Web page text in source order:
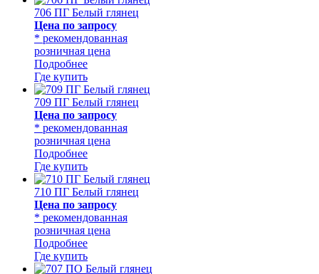
706 ПГ Белый глянец
Цена по запросу
* рекомендованная
розничная цена
Подробнее
Где купить
709 ПГ Белый глянец
Цена по запросу
* рекомендованная
розничная цена
Подробнее
Где купить
710 ПГ Белый глянец
Цена по запросу
* рекомендованная
розничная цена
Подробнее
Где купить